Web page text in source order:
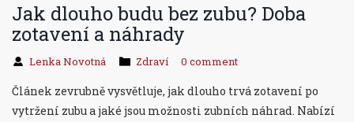
Jak dlouho budu bez zubu? Doba
zotavení a náhrady
Lenka Novotná Zdraví 0 comment
Článek zevrubně vysvětluje, jak dlouho trvá zotavení po
vytržení zubu a jaké jsou možnosti zubních náhrad. Nabízí